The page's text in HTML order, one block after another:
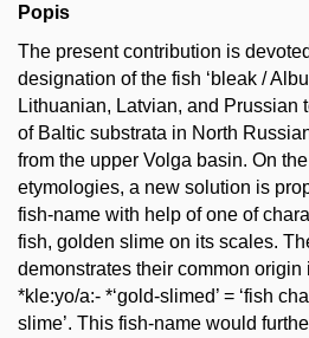
Popis
The present contribution is
designation of the fish ‘bleak /
Lithuanian, Latvian, and Prussian
of Baltic substrata in North
from the upper Volga basin. On
etymologies, a new solution is
fish-name with help of one of
fish, golden slime on its scales.
demonstrates their common
*kle:yo/a:- *‘gold-slimed’ = ‘fish
slime’. This fish-name would